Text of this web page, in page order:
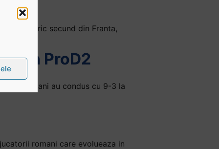
valoric secund din Franta,
din ProD2
catalani au condus cu 9-3 la
romani care evolueaza in